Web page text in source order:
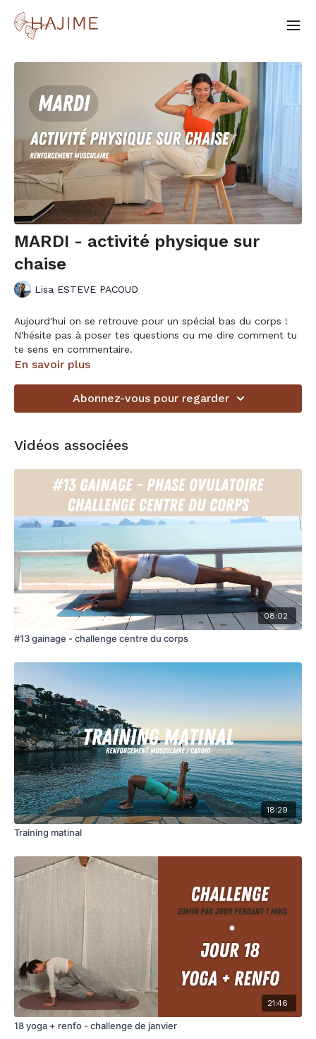
MARDI - activité physique sur
chaise
Lisa ESTEVE PACOUD
Aujourd'hui on se retrouve pour un spécial bas du corps !
N'hésite pas à poser tes questions ou me dire comment tu
te sens en commentaire.
En savoir plus
Abonnez-vous pour regarder
Vidéos associées
08:02
#13 gainage - challenge centre du corps
18:29
Training matinal
21:46
18 yoga + renfo - challenge de janvier